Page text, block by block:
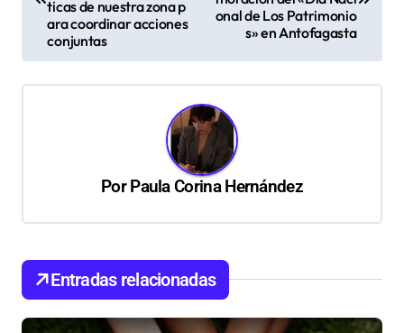
g
n
e
ticas de nuestra zona p
ara coordinar acciones
conjuntas
onal de Los Patrimonio
s» en Antofagasta
PorPaula Corina Hernández
Entradas relacionadas